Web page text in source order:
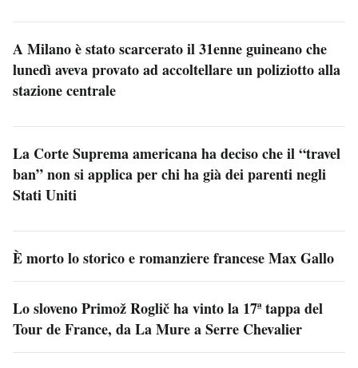
A Milano è stato scarcerato il 31enne guineano che
lunedì aveva provato ad accoltellare un poliziotto alla
stazione centrale
La Corte Suprema americana ha deciso che il “travel
ban” non si applica per chi ha già dei parenti negli
Stati Uniti
È morto lo storico e romanziere francese Max Gallo
Lo sloveno Primož Roglič ha vinto la 17ª tappa del
Tour de France, da La Mure a Serre Chevalier